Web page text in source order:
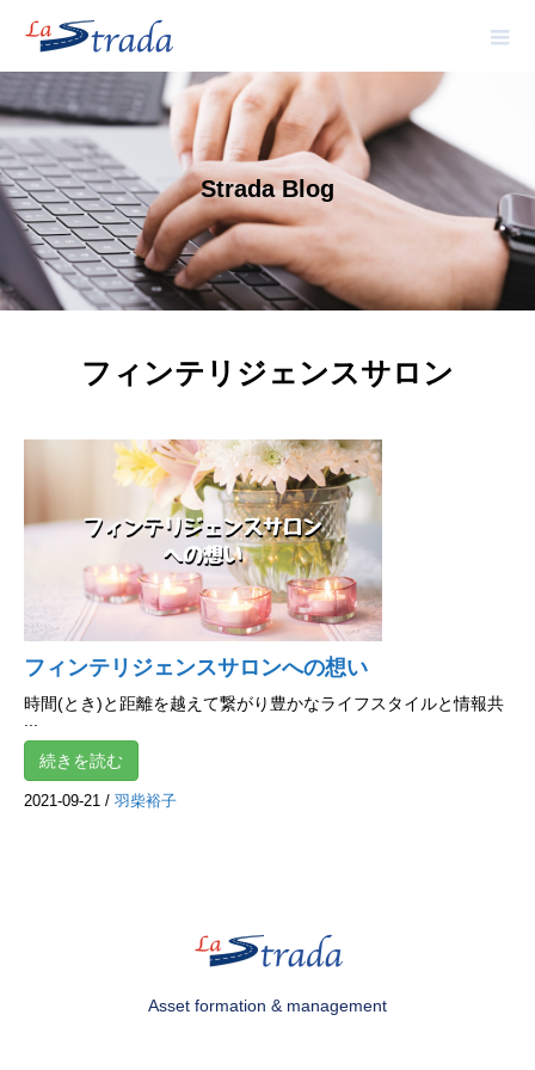
Strada Blog
フィンテリジェンスサロン
フィンテリジェンスサロンへの想い
時間(とき)と距離を越えて繋がり豊かなライフスタイルと情報共
続きを読む
2021-09-21 / 羽柴裕子
Asset formation & management